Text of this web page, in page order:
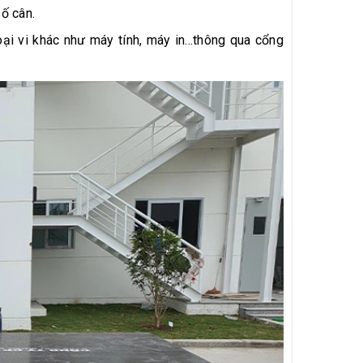
cân.
vi khác như máy tính, máy in...thông qua cổng